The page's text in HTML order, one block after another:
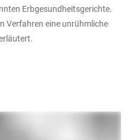
Erbgesundheitsgerichte.
Verfahren eine unrühmliche